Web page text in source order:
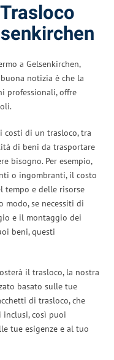
a Gelsenkirchen,
notizia è che la
professionali, offre
costi di un trasloco, tra
di beni da trasportare
bisogno. Per esempio,
o ingombranti, il costo
tempo e delle risorse
modo, se necessiti di
e il montaggio dei
beni, questi
il trasloco, la nostra
basato sulle tue
di trasloco, che
inclusi, così puoi
tue esigenze e al tuo